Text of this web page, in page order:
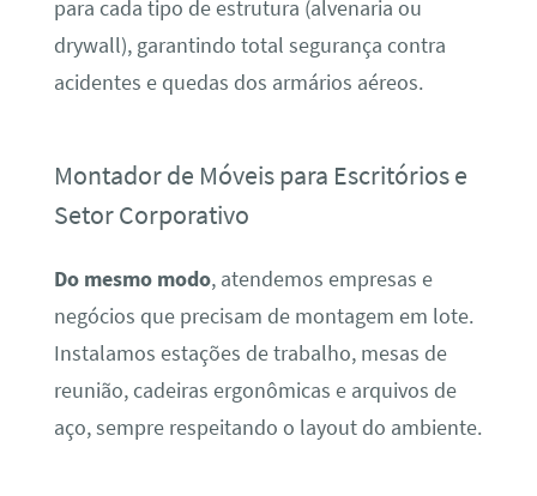
para cada tipo de estrutura (alvenaria ou
drywall), garantindo total segurança contra
acidentes e quedas dos armários aéreos.
Montador de Móveis para Escritórios e
Setor Corporativo
Do mesmo modo, atendemos empresas e
negócios que precisam de montagem em lote.
Instalamos estações de trabalho, mesas de
reunião, cadeiras ergonômicas e arquivos de
aço, sempre respeitando o layout do ambiente.